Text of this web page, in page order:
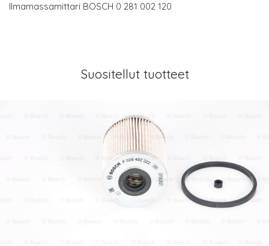
Ilmamassamittari BOSCH 0 281 002 120
Suositellut tuotteet